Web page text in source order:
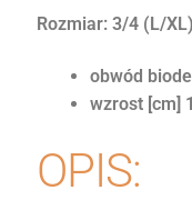
Rozmiar: 3/4 (L/XL)
obwód
wzrost [cm]
OPIS: